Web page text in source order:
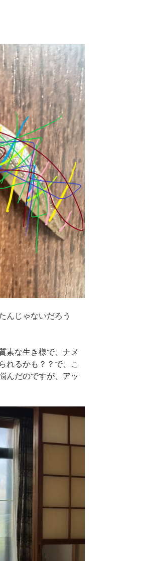
んじゃないだろう
素な生き様で、ナメ
れるかも？？で、こ
んだのですが、アッ